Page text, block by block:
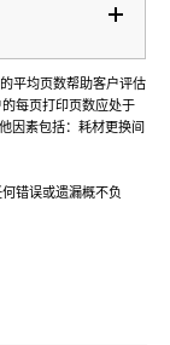
平均页数帮助客户评估
每页打印页数应处于
因素包括：耗材更换间
错误或遗漏概不负